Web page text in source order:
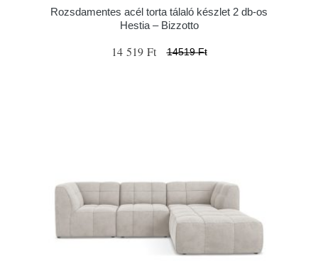
Rozsdamentes acél torta tálaló készlet 2 db-os
Hestia – Bizzotto
14 519 Ft 14519 Ft